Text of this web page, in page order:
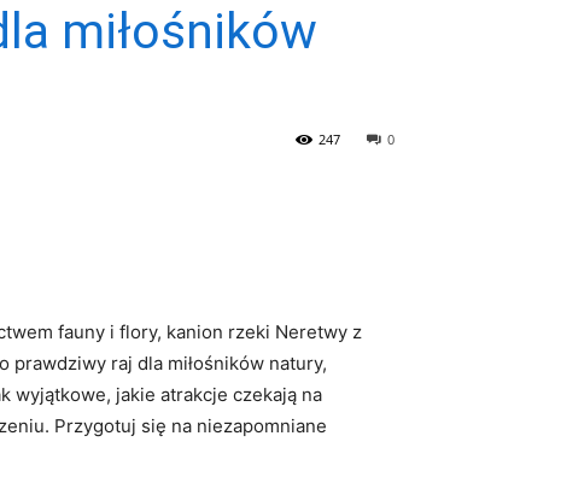
miłośników
0
247
fauny i flory, kanion rzeki Neretwy z
prawdziwy raj dla ⁢miłośników ⁢natury,
wyjątkowe, jakie atrakcje czekają na
Przygotuj się na niezapomniane